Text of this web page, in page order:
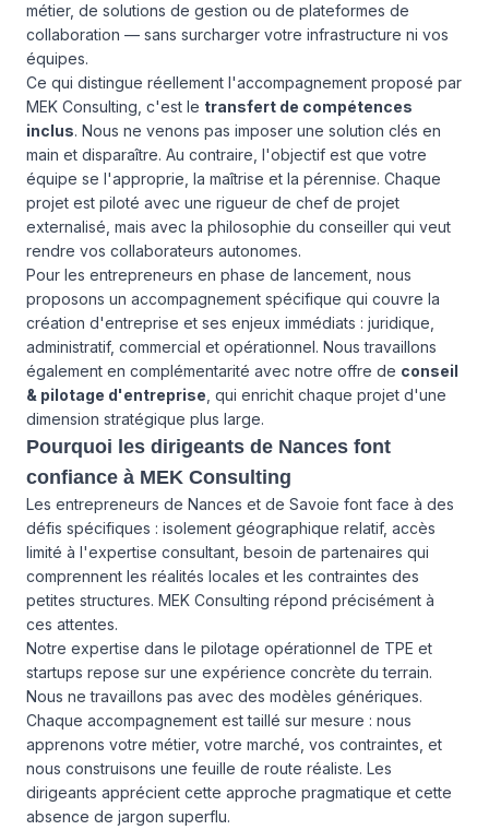
métier, de solutions de gestion ou de plateformes de
collaboration — sans surcharger votre infrastructure ni vos
équipes.
Ce qui distingue réellement l'accompagnement proposé par
MEK Consulting, c'est le transfert de compétences
inclus. Nous ne venons pas imposer une solution clés en
main et disparaître. Au contraire, l'objectif est que votre
équipe se l'approprie, la maîtrise et la pérennise. Chaque
projet est piloté avec une rigueur de chef de projet
externalisé, mais avec la philosophie du conseiller qui veut
rendre vos collaborateurs autonomes.
Pour les entrepreneurs en phase de lancement, nous
proposons un accompagnement spécifique qui couvre la
création d'entreprise et ses enjeux immédiats : juridique,
administratif, commercial et opérationnel. Nous travaillons
également en complémentarité avec notre offre de conseil
& pilotage d'entreprise , qui enrichit chaque projet d'une
dimension stratégique plus large.
Pourquoi les dirigeants de Nances font
confiance à MEK Consulting
Les entrepreneurs de Nances et de Savoie font face à des
défis spécifiques : isolement géographique relatif, accès
limité à l'expertise consultant, besoin de partenaires qui
comprennent les réalités locales et les contraintes des
petites structures. MEK Consulting répond précisément à
ces attentes.
Notre expertise dans le pilotage opérationnel de TPE et
startups repose sur une expérience concrète du terrain.
Nous ne travaillons pas avec des modèles génériques.
Chaque accompagnement est taillé sur mesure : nous
apprenons votre métier, votre marché, vos contraintes, et
nous construisons une feuille de route réaliste. Les
dirigeants apprécient cette approche pragmatique et cette
absence de jargon superflu.